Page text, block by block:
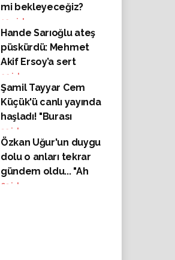
mi bekleyeceğiz?
124 izlenme
Hande Sarıoğlu ateş
püskürdü: Mehmet
Akif Ersoy’a sert
sözler
22 izlenme
Şamil Tayyar Cem
Küçük'ü canlı yayında
haşladı! "Burası
mahkeme değil sen
de başkan değilsin"
32 izlenme
Özkan Uğur'un duygu
dolu o anları tekrar
gündem oldu... "Ah
canım, duygulandın...
63 izlenme